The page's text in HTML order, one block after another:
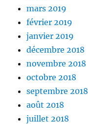
mars 2019
février 2019
janvier 2019
décembre 2018
novembre 2018
octobre 2018
septembre 2018
août 2018
juillet 2018